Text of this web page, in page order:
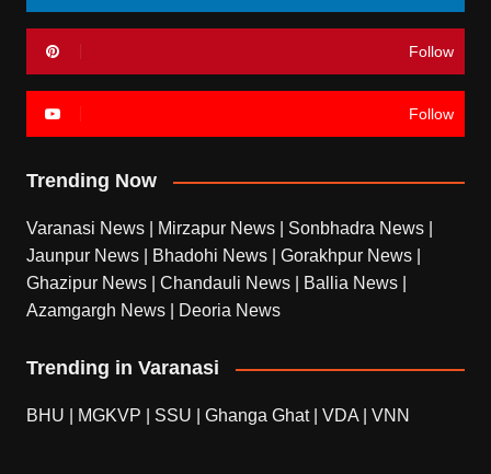
Follow
Follow
Trending Now
Varanasi News Mirzapur News Sonbhadra News
Jaunpur News
Bhadohi News Gorakhpur News
Ghazipur News
Chandauli News Ballia News
Azamgargh News
Deoria News
Trending in Varanasi
BHU MGKVP SSU Ghanga Ghat| VDA VNN